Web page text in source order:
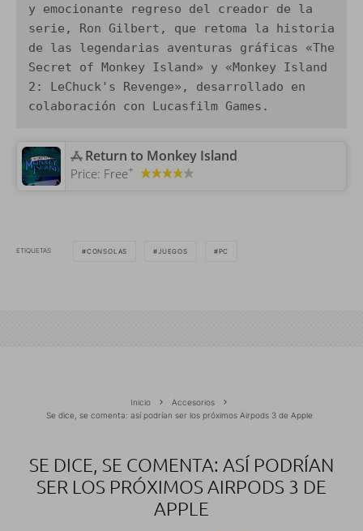
y emocionante regreso del creador de la
serie, Ron Gilbert, que retoma la historia
de las legendarias aventuras gráficas «The
Secret of Monkey Island» y «Monkey Island
2: LeChuck's Revenge», desarrollado en
colaboración con Lucasfilm Games.
‎Return to Monkey Island
Price: Free+
ETIQUETAS CONSOLAS JUEGOS PC
Inicio
Accesorios
Se dice, se comenta: así podrían ser los próximos Airpods 3 de Apple
SE DICE, SE COMENTA: ASÍ PODRÍAN
SER LOS PRÓXIMOS AIRPODS 3 DE
APPLE